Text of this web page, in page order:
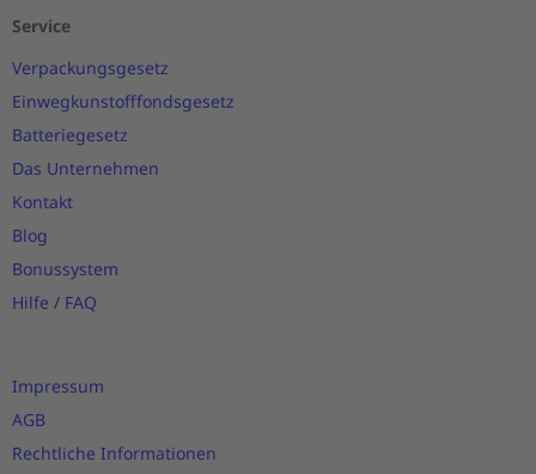
Service
Verpackungsgesetz
Einwegkunstofffondsgesetz
Batteriegesetz
Das Unternehmen
Kontakt
Blog
Bonussystem
Hilfe / FAQ
Impressum
AGB
Rechtliche Informationen